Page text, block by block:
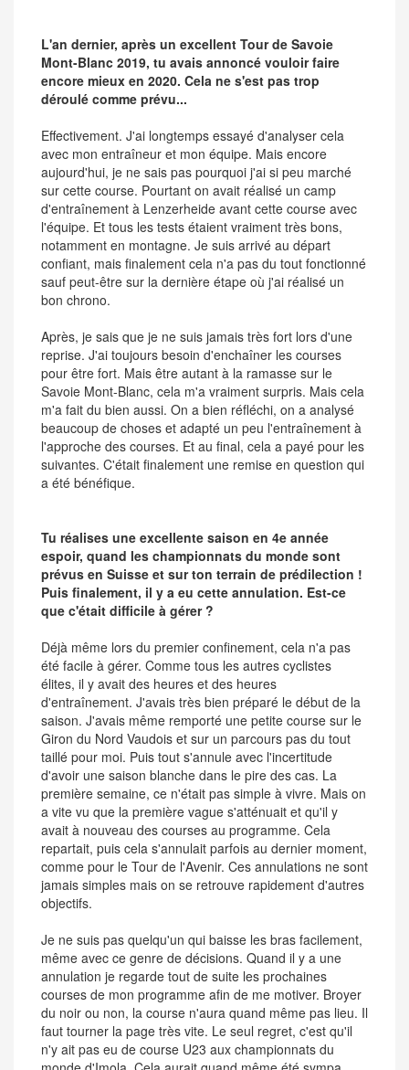
L'an dernier, après un excellent Tour de Savoie
Mont-Blanc 2019, tu avais annoncé vouloir faire
encore mieux en 2020. Cela ne s'est pas trop
déroulé comme prévu...
Effectivement. J'ai longtemps essayé d'analyser cela
avec mon entraîneur et mon équipe. Mais encore
aujourd'hui, je ne sais pas pourquoi j'ai si peu marché
sur cette course. Pourtant on avait réalisé un camp
d'entraînement à Lenzerheide avant cette course avec
l'équipe. Et tous les tests étaient vraiment très bons,
notamment en montagne. Je suis arrivé au départ
confiant, mais finalement cela n'a pas du tout fonctionné
sauf peut-être sur la dernière étape où j'ai réalisé un
bon chrono.
Après, je sais que je ne suis jamais très fort lors d'une
reprise. J'ai toujours besoin d'enchaîner les courses
pour être fort. Mais être autant à la ramasse sur le
Savoie Mont-Blanc, cela m'a vraiment surpris. Mais cela
m'a fait du bien aussi. On a bien réfléchi, on a analysé
beaucoup de choses et adapté un peu l'entraînement à
l'approche des courses. Et au final, cela a payé pour les
suivantes. C'était finalement une remise en question qui
a été bénéfique.
Tu réalises une excellente saison en 4e année
espoir, quand les championnats du monde sont
prévus en Suisse et sur ton terrain de prédilection !
Puis finalement, il y a eu cette annulation. Est-ce
que c'était difficile à gérer ?
Déjà même lors du premier confinement, cela n'a pas
été facile à gérer. Comme tous les autres cyclistes
élites, il y avait des heures et des heures
d'entraînement. J'avais très bien préparé le début de la
saison. J'avais même remporté une petite course sur le
Giron du Nord Vaudois et sur un parcours pas du tout
taillé pour moi. Puis tout s'annule avec l'incertitude
d'avoir une saison blanche dans le pire des cas. La
première semaine, ce n'était pas simple à vivre. Mais on
a vite vu que la première vague s'atténuait et qu'il y
avait à nouveau des courses au programme. Cela
repartait, puis cela s'annulait parfois au dernier moment,
comme pour le Tour de l'Avenir. Ces annulations ne sont
jamais simples mais on se retrouve rapidement d'autres
objectifs.
Je ne suis pas quelqu'un qui baisse les bras facilement,
même avec ce genre de décisions. Quand il y a une
annulation je regarde tout de suite les prochaines
courses de mon programme afin de me motiver. Broyer
du noir ou non, la course n'aura quand même pas lieu. Il
faut tourner la page très vite. Le seul regret, c'est qu'il
n'y ait pas eu de course U23 aux championnats du